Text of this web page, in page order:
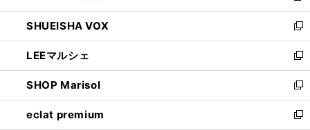
ウ
で
開
く
ン
ド
ウ
で
開
く
ウ
ィ
ン
ド
ウ
で
開
く
し
い
ウ
ィ
ン
ド
ウ
で
SHUEISHA VOX
新
し
い
ウ
ィ
ン
ド
LEEマルシェ
新
し
い
ウ
ィ
SHOP Marisol
新
し
い
eclat premium
新